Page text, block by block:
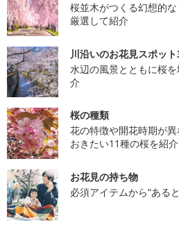
桜並木がつくる幻想的
厳選して紹介
川沿いのお花見スポッ
水辺の風景とともに桜
介
桜の種類
花の特徴や開花時期が
おきたい11種の桜を紹介
お花見の持ち物
必須アイテムから“ある